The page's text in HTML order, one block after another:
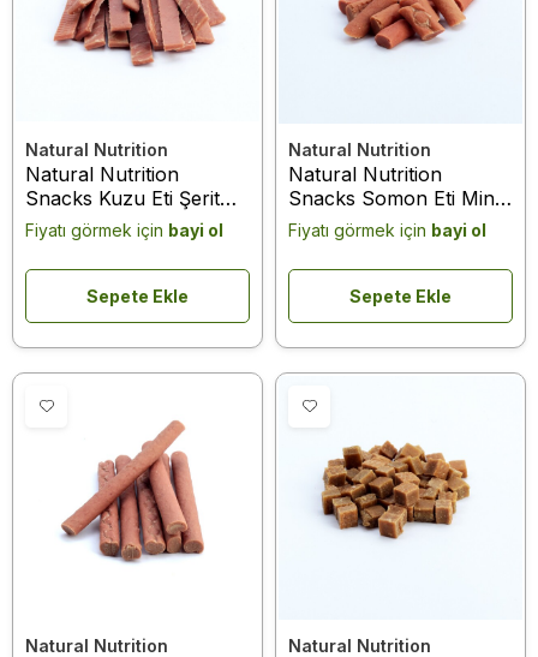
Natural Nutrition
Natural Nutrition
Snacks Kuzu Eti Şerit
Köpek Ödülü 75 Gr
Fiyatı görmek için bayi ol
Sepete Ekle
Natural Nutrition
Natural Nutrition
Snacks Somon Eti Minik
Taneler Köpek Ödülü 75
Gr
Fiyatı görmek için bayi ol
Sepete Ekle
Natural Nutrition Natural Nutrition